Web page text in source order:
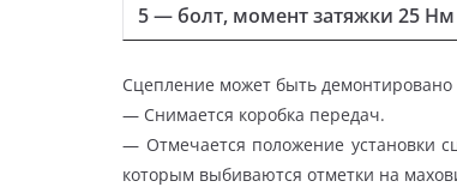
5 — болт, момент затяжки 25 Нм
Сцепление может быть демонтировано
— Снимается коробка передач.
— Отмечается положение установки
которым выбиваются отметки на